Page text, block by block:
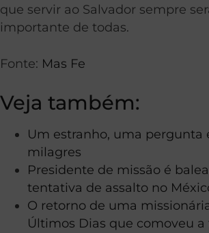
que servir ao Salvador sempre
importante de todas.
Fonte: Mas Fe
Veja também:
Um estranho, uma pergunta
milagres
Presidente de missão é
tentativa de assalto no
O retorno de uma
Últimos Dias que comoveu a